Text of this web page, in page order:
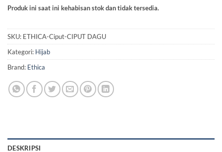
Produk ini saat ini kehabisan stok dan tidak tersedia.
SKU: ETHICA-Ciput-CIPUT DAGU
Kategori: Hijab
Brand: Ethica
DESKRIPSI